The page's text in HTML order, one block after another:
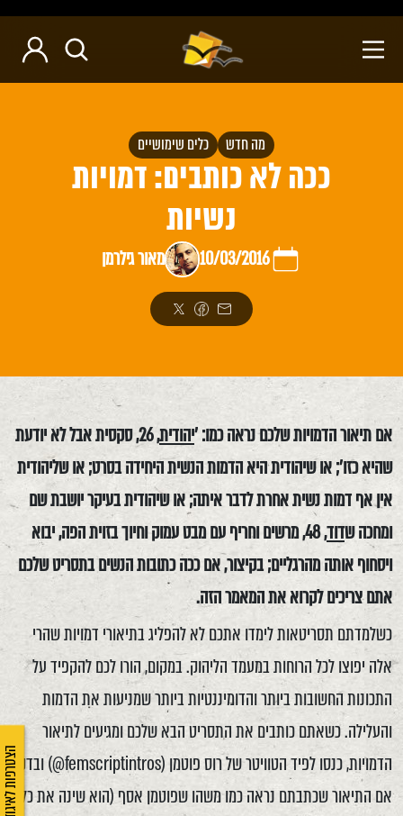
הצטרפות לאיגוד
מה חדש כלים שימושיים
ככה לא כותבים: דמויות
נשיות
10/03/2016 מאור גילרמן
אם תיאור הדמויות שלכם נראה כמו: 'יהודית
, 26, סקסית אבל לא יודעת
שהיא כזו'; או שיהודית היא הדמות הנשית היחידה בסרט; או שליהודית
אין אף דמות נשית אחרת לדבר איתה; או שיהודית בעיקר יושבת שם
ומחכה שדוד
, 48, מרשים וחריף עם מבט עמוק וחיוך בזוית הפה, יבוא
ויסחוף אותה מהרגליים; בקיצור, אם ככה כתובות הנשים בתסריט שלכם
אתם צריכים לקרוא את המאמר הזה.
כשלמדתם תסריטאות לימדו אתכם לא להפליג בתיאורי דמויות שהרי
אלה יפוצו לכל הרוחות במעמד הליהוק. במקום, הורו לכם להקפיד על
התכונות החשובות ביותר והדומיננטיות ביותר שמניעות את הדמות
והעלילה. כשאתם כותבים את התסריט הבא שלכם ומגיעים לתיאור
הדמויות, כנסו לפיד הטוויטר של רוס פוטמן (femscriptintros@) ובדקו
אם התיאור שכתבתם נראה כמו משהו שפוטמן אסף (הוא שינה את כל